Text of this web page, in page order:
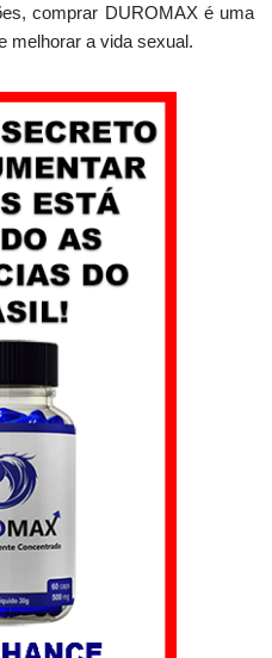
comprar DUROMAX é uma
melhorar a vida sexual.